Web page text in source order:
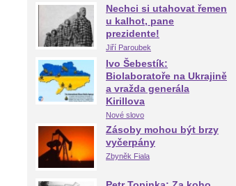
Nechci si utahovat řemen
u kalhot, pane
prezidente!
Jiří Paroubek
Ivo Šebestík:
Biolaboratoře na Ukrajině
a vražda generála
Kirillova
Nové slovo
Zásoby mohou být brzy
vyčerpány
Zbyněk Fiala